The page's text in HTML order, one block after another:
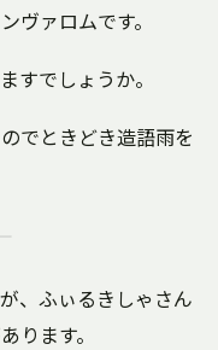
ヴァロムです。
すでしょうか。
でときどき造語雨を
、ふぃるきしゃさん
ります。